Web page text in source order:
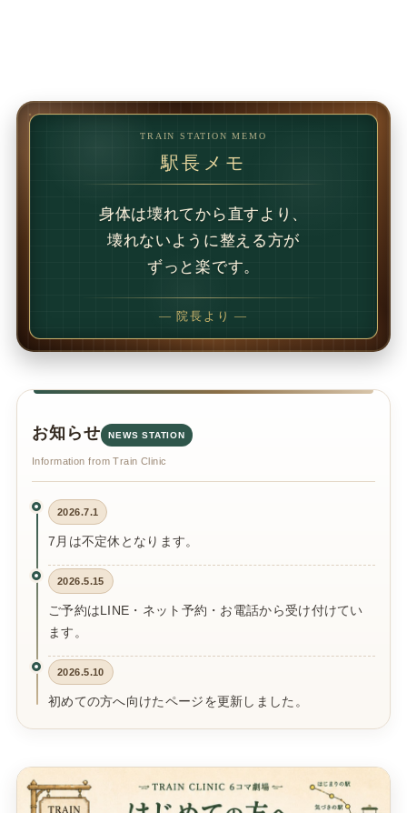
TRAIN STATION MEMO
駅長メモ
— 院長より —
お知らせ NEWS STATION
Information from Train Clinic
2026.7.1
7月は不定休となります。
2026.5.15
ご予約はLINE・ネット予約・お電話から受け付けてい
ます。
2026.5.10
初めての方へ向けたページを更新しました。